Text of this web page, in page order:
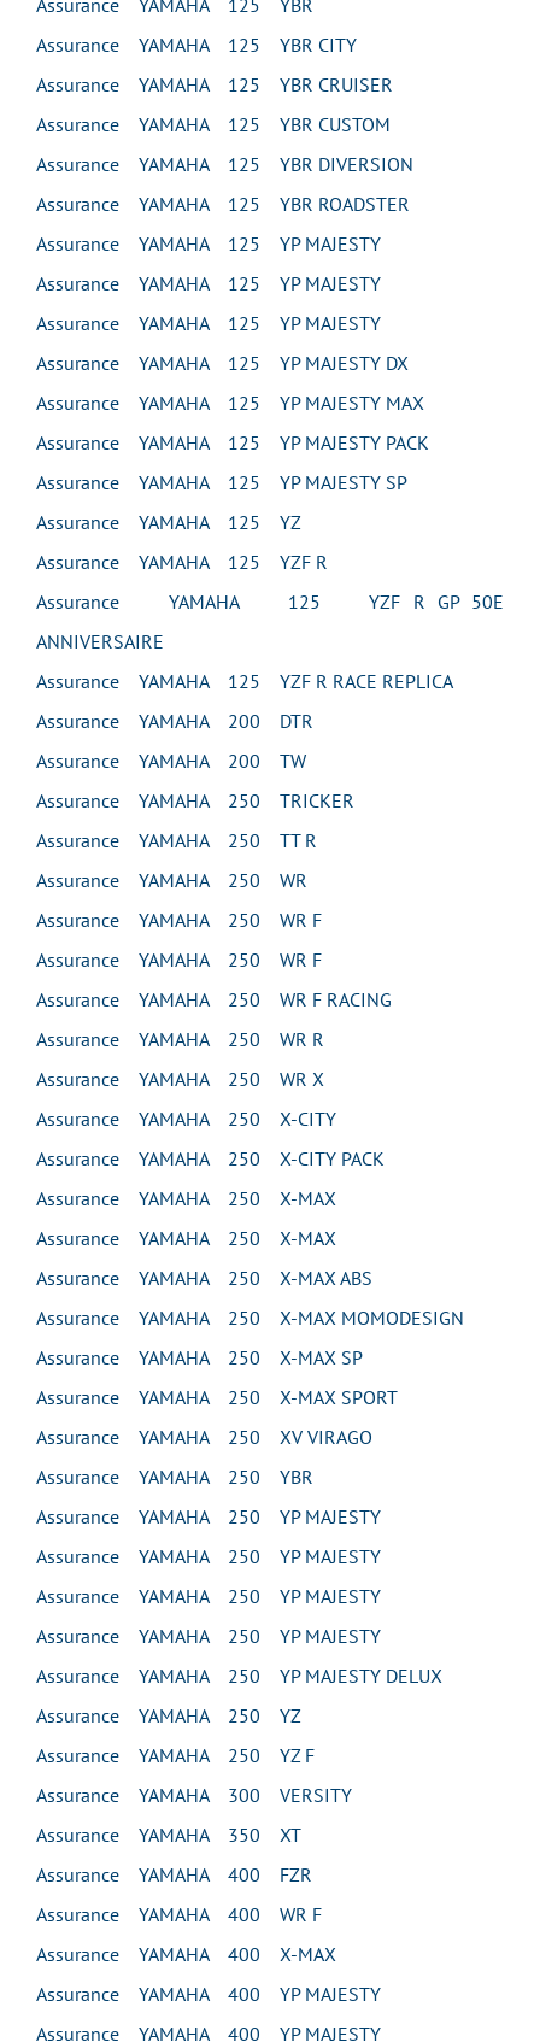
Assurance YAMAHA 125 YBR
Assurance YAMAHA 125 YBR CITY
Assurance YAMAHA 125 YBR CRUISER
Assurance YAMAHA 125 YBR CUSTOM
Assurance YAMAHA 125 YBR DIVERSION
Assurance YAMAHA 125 YBR ROADSTER
Assurance YAMAHA 125 YP MAJESTY
Assurance YAMAHA 125 YP MAJESTY
Assurance YAMAHA 125 YP MAJESTY
Assurance YAMAHA 125 YP MAJESTY DX
Assurance YAMAHA 125 YP MAJESTY MAX
Assurance YAMAHA 125 YP MAJESTY PACK
Assurance YAMAHA 125 YP MAJESTY SP
Assurance YAMAHA 125 YZ
Assurance YAMAHA 125 YZF R
Assurance YAMAHA 125 YZF R GP 50E
ANNIVERSAIRE
Assurance YAMAHA 125 YZF R RACE REPLICA
Assurance YAMAHA 200 DTR
Assurance YAMAHA 200 TW
Assurance YAMAHA 250 TRICKER
Assurance YAMAHA 250 TT R
Assurance YAMAHA 250 WR
Assurance YAMAHA 250 WR F
Assurance YAMAHA 250 WR F
Assurance YAMAHA 250 WR F RACING
Assurance YAMAHA 250 WR R
Assurance YAMAHA 250 WR X
Assurance YAMAHA 250 X-CITY
Assurance YAMAHA 250 X-CITY PACK
Assurance YAMAHA 250 X-MAX
Assurance YAMAHA 250 X-MAX
Assurance YAMAHA 250 X-MAX ABS
Assurance YAMAHA 250 X-MAX MOMODESIGN
Assurance YAMAHA 250 X-MAX SP
Assurance YAMAHA 250 X-MAX SPORT
Assurance YAMAHA 250 XV VIRAGO
Assurance YAMAHA 250 YBR
Assurance YAMAHA 250 YP MAJESTY
Assurance YAMAHA 250 YP MAJESTY
Assurance YAMAHA 250 YP MAJESTY
Assurance YAMAHA 250 YP MAJESTY
Assurance YAMAHA 250 YP MAJESTY DELUX
Assurance YAMAHA 250 YZ
Assurance YAMAHA 250 YZ F
Assurance YAMAHA 300 VERSITY
Assurance YAMAHA 350 XT
Assurance YAMAHA 400 FZR
Assurance YAMAHA 400 WR F
Assurance YAMAHA 400 X-MAX
Assurance YAMAHA 400 YP MAJESTY
Assurance YAMAHA 400 YP MAJESTY